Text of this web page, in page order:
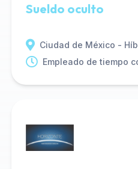
Sueldo oculto
Ciudad de México -
Empleado de tiempo